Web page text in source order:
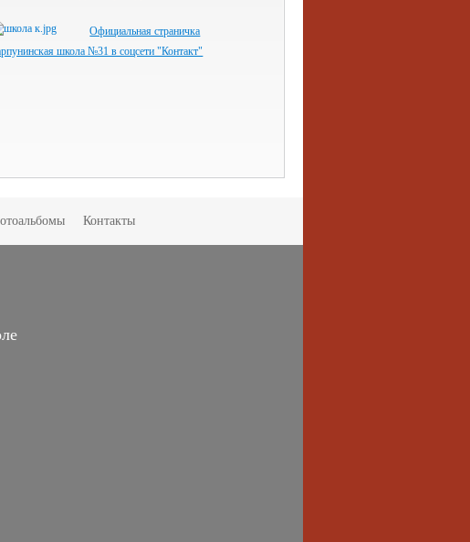
Официальная страничка
школа №31 в соцсети "Контакт"
Контакты